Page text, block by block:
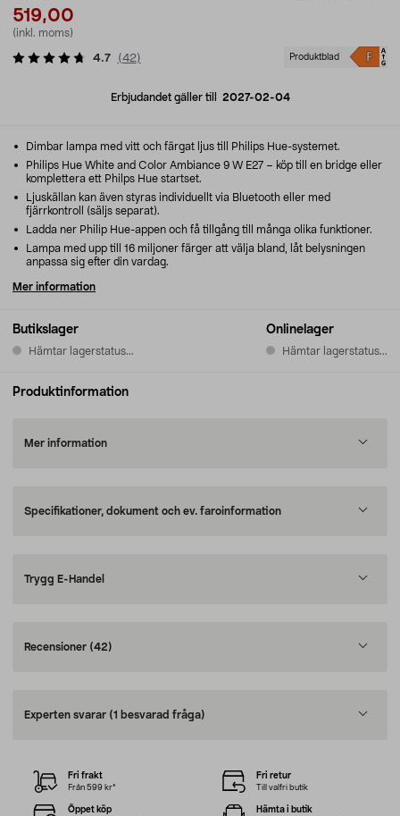
519,00
(inkl. moms)
Produktblad
4.7 (42)
Erbjudandet gäller till 2027-02-04
Butikslager
Hämtar lagerstatus...
Onlinelager
Hämtar lagerstatus...
Dimbar lampa med vitt och färgat ljus till Philips Hue-systemet.
Philips Hue White and Color Ambiance 9 W E27 – köp till en bridge eller
komplettera ett Philps Hue startset.
Ljuskällan kan även styras individuellt via Bluetooth eller med
fjärrkontroll (säljs separat).
Ladda ner Philip Hue-appen och få tillgång till många olika funktioner.
Lampa med upp till 16 miljoner färger att välja bland, låt belysningen
anpassa sig efter din vardag.
Mer information
Produktinformation
Mer information
Specifikationer, dokument och ev. faroinformation
Trygg E-Handel
Recensioner (42)
Experten svarar (1 besvarad fråga)
Fri frakt
Från 599 kr*
Fri retur
Till valfri butik
Öppet köp Hämta i butik